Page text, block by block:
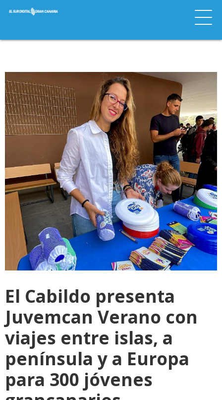
El Cabildo presenta
Juvemcan Verano con
viajes entre islas, a
península y a Europa
para 300 jóvenes